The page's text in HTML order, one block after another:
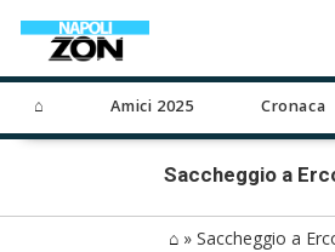
⌂ Amici 2025 Cronaca
Saccheggio a
⌂ » Saccheggio a